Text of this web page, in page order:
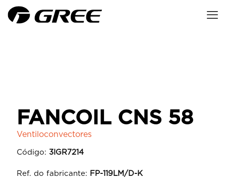
FANCOIL CNS 58
Ventiloconvectores
Código: 3IGR7214
Ref. do fabricante: FP-119LM/D-K